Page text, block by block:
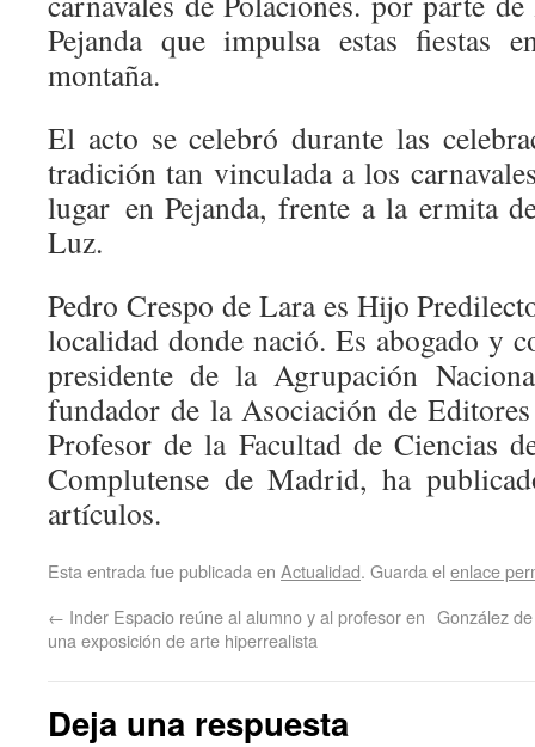
Pejanda que impulsa estas fiestas
montaña.
El acto se celebró durante las
tradición tan vinculada a los
lugar en Pejanda, frente a la ermita
Luz.
Pedro Crespo de Lara es Hijo
localidad donde nació. Es abogado y
presidente de la Agrupación
fundador de la Asociación de
Profesor de la Facultad de Ciencias
Complutense de Madrid, ha
artículos.
Esta entrada fue publicada en Actualidad. Guarda el enlace
← Inder Espacio reúne al alumno y al profesor en
una exposición de arte hiperrealista
González
Deja una respuesta